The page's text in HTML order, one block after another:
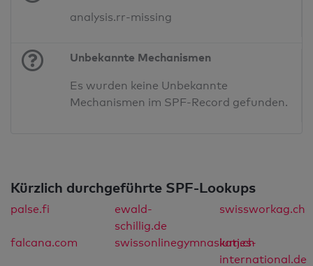
analysis.rr-missing
Unbekannte Mechanismen
Es wurden keine Unbekannte
Mechanismen im SPF-Record gefunden.
Kürzlich durchgeführte SPF-Lookups
palse.fi
ewald-
schillig.de
swissworkag.ch
falcana.com swissonlinegymnasium.ch
katjes-
international.de